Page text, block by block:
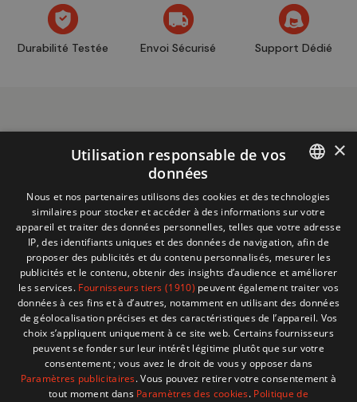
Durabilité Testée Envoi Sécurisé Support Dédié
MENU
SHOP
BESOIN D'AIDE ?
boutique
+32 (0)2 704 93 20
store@adventech.be
Mercuriusstraat 24 - 1930 Zaventem
FRENCH
×
Utilisation responsable de vos
données
Nous et nos partenaires utilisons des cookies et des technologies
similaires pour stocker et accéder à des informations sur votre
appareil et traiter des données personnelles, telles que votre adresse
IP, des identifiants uniques et des données de navigation, afin de
proposer des publicités et du contenu personnalisés, mesurer les
publicités et le contenu, obtenir des insights d’audience et améliorer
les services. Fournisseurs tiers (1910) peuvent également traiter vos
données à ces fins et à d’autres, notamment en utilisant des données
de géolocalisation précises et des caractéristiques de l’appareil. Vos
choix s’appliquent uniquement à ce site web. Certains fournisseurs
peuvent se fonder sur leur intérêt légitime plutôt que sur votre
consentement ; vous avez le droit de vous y opposer dans
Paramètres publicitaires. Vous pouvez retirer votre consentement à
tout moment dans Paramètres des cookies. Politique de